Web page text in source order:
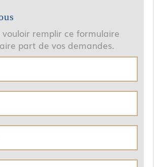
remplir ce formulaire
part de vos demandes.